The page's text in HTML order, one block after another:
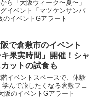
ら「大阪ウィーク〜夏〜」
イベント「マツケンサンバ
イベントGアラート
で倉敷市のイベント
キ果実時間」開催！シャ
ットの試食も
イベントスペースで、体験
んで旅したくなる倉敷フェ
阪のイベントGアラート